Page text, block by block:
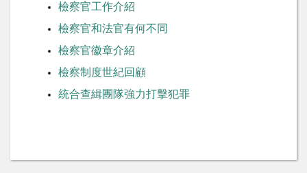
檢察官工作介紹
檢察官和法官有何不同
檢察官徽章介紹
檢察制度世紀回顧
統合查緝團隊強力打擊犯罪